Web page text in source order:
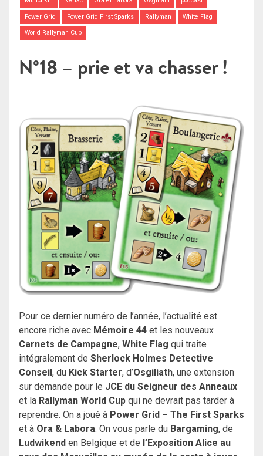
Power Grid Power Grid First Sparks Rallyman White Flag
World Rallyman Cup
N°18 – prie et va chasser !
Pour ce dernier numéro de l’année, l’actualité est
encore riche avec Mémoire 44 et les nouveaux
Carnets de Campagne, White Flag qui traite
intégralement de Sherlock Holmes Detective
Conseil, du Kick Starter, d’Osgiliath, une extension
sur demande pour le JCE du Seigneur des Anneaux
et la Rallyman World Cup qui ne devrait pas tarder à
reprendre. On a joué à Power Grid – The First Sparks
et à Ora & Labora. On vous parle du Bargaming, de
Ludwikend en Belgique et de l’Exposition Alice au